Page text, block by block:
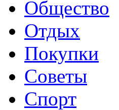
Общество
Отдых
Покупки
Советы
Спорт